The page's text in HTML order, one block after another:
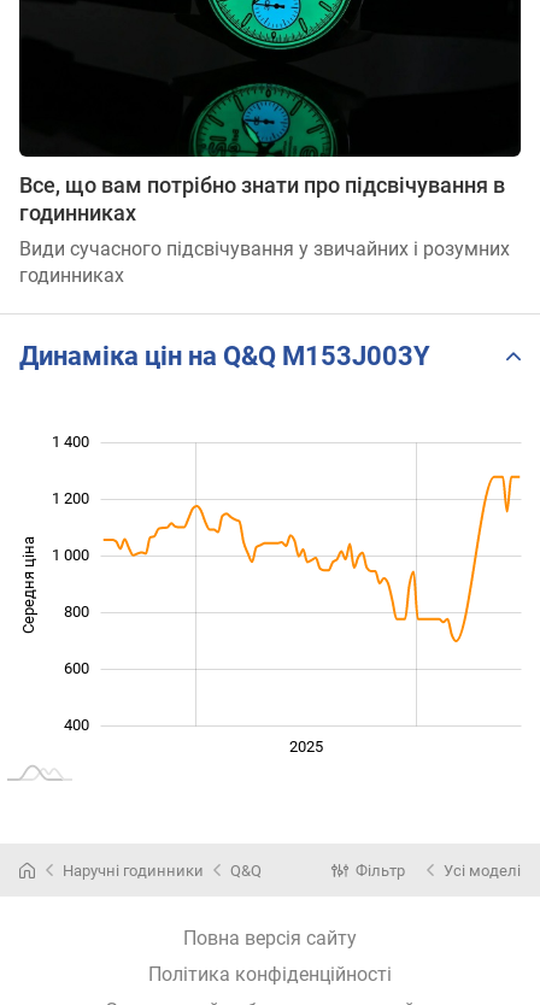
Все, що вам потрібно знати про підсвічування в
годинниках
Види сучасного підсвічування у звичайних і розумних
годинниках
Динаміка цін на Q&Q M153J003Y
Середня ціна
400
600
800
1 000
1 200
1 400
2025
Наручні годинники Q&Q Фільтр Усі моделі
Повна версія сайту
Політика конфіденційності